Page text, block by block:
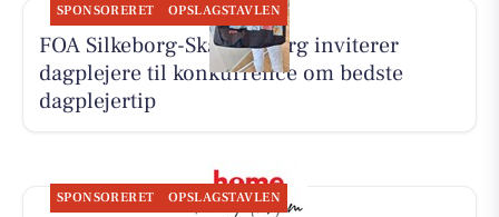
SPONSORERET OPSLAGSTAVLEN
FOA Silkeborg-Skanderborg inviterer
dagplejere til konkurrence om bedste
dagplejertip
SPONSORERET OPSLAGSTAVLEN